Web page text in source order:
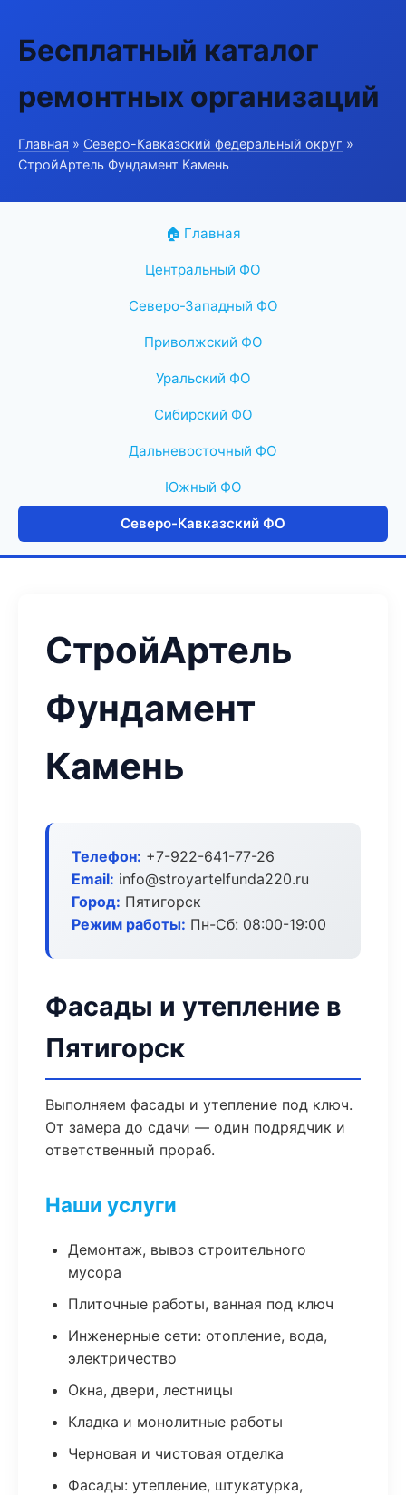
Бесплатный каталог
ремонтных организаций
Главная » Северо-Кавказский федеральный округ »
СтройАртель Фундамент Камень
🏠 Главная
Центральный ФО
Северо-Западный ФО
Приволжский ФО
Уральский ФО
Сибирский ФО
Дальневосточный ФО
Южный ФО
Северо-Кавказский ФО
СтройАртель
Фундамент
Камень
Телефон: +7-922-641-77-26
Email: info@stroyartelfunda220.ru
Город: Пятигорск
Режим работы: Пн-Сб: 08:00-19:00
Фасады и утепление в
Пятигорск
Выполняем фасады и утепление под ключ.
От замера до сдачи — один подрядчик и
ответственный прораб.
Наши услуги
Демонтаж, вывоз строительного
мусора
Плиточные работы, ванная под ключ
Инженерные сети: отопление, вода,
электричество
Окна, двери, лестницы
Кладка и монолитные работы
Черновая и чистовая отделка
Фасады: утепление, штукатурка,